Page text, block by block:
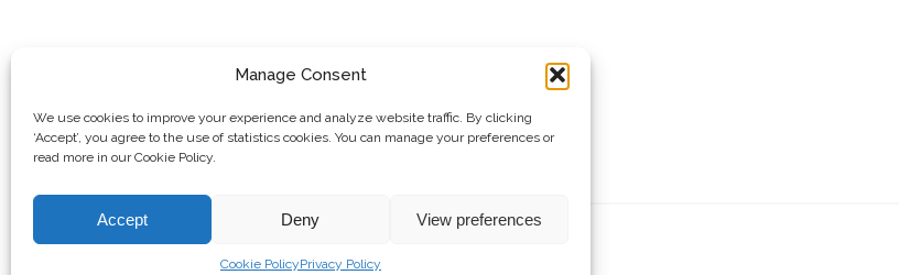
Manage Consent
We use cookies to improve your experience and analyze website traffic. By clicking
‘Accept’, you agree to the use of statistics cookies. You can manage your preferences or
read more in our Cookie Policy.
Accept Deny View preferences
Cookie PolicyPrivacy Policy
© Copyright, 2026 . Rrjeti i Grave të Kosovës. Të gjitha të drejtat e rezervuara.